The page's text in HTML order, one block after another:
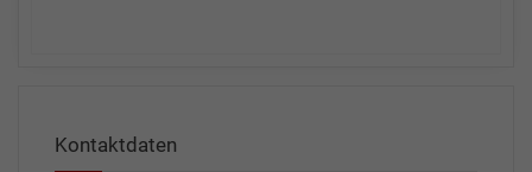
Kontaktdaten